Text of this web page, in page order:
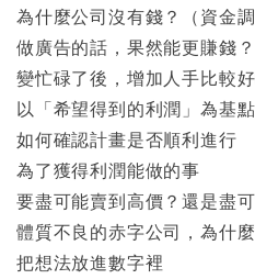
為什麼公司沒有錢？（資金調
做廣告的話，果然能更賺錢
變忙碌了後，增加人手比較
以「希望得到的利潤」為基
如何確認計畫是否順利進行
為了獲得利潤能做的事
要盡可能賣到高價？還是盡
體質不良的赤字公司，為什
把想法放進數字裡